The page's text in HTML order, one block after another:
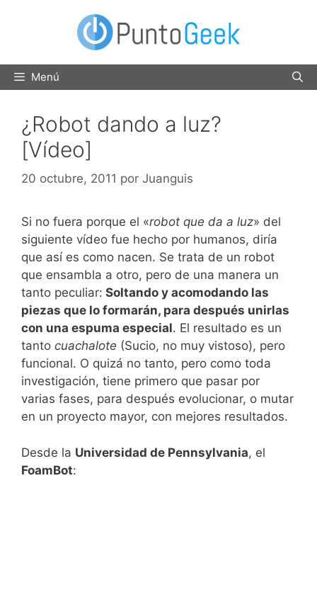
Menú
¿Robot dando a luz?
[Vídeo]
20 octubre, 2011 por Juanguis
Si no fuera porque el «robot que da a luz» del
siguiente vídeo fue hecho por humanos, diría
que así es como nacen. Se trata de un robot
que ensambla a otro, pero de una manera un
tanto peculiar: Soltando y acomodando las
piezas que lo formarán, para después unirlas
con una espuma especial. El resultado es un
tanto cuachalote (Sucio, no muy vistoso), pero
funcional. O quizá no tanto, pero como toda
investigación, tiene primero que pasar por
varias fases, para después evolucionar, o mutar
en un proyecto mayor, con mejores resultados.
Desde la Universidad de Pennsylvania, el
FoamBot: